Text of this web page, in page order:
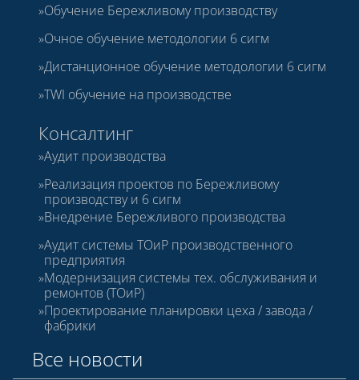
Обучение Бережливому производству
Очное обучение методологии 6 сигм
Дистанционное обучение методологии 6 сигм
TWI обучение на производстве
Консалтинг
Аудит производства
Реализация проектов по Бережливому
производству и 6 сигм
Внедрение Бережливого производства
Аудит системы ТОиР производственного
предприятия
Модернизация системы тех. обслуживания и
ремонтов (ТОиР)
Проектирование планировки цеха / завода /
фабрики
Все новости